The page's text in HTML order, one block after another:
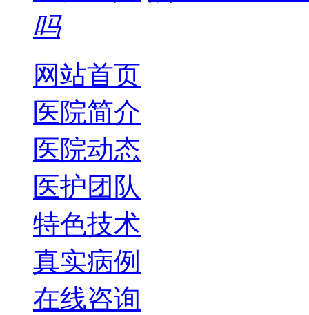
吗
网站首页
医院简介
医院动态
医护团队
特色技术
真实病例
在线咨询